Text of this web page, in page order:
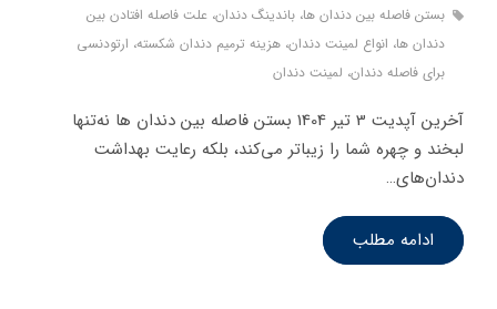
بستن فاصله بین دندان ها، باندینگ دندان، علت فاصله افتادن بین
دندان ها، انواع لمینت دندان، هزینه ترمیم دندان شکسته، ارتودنسی
برای فاصله دندان، لمینت دندان
آخرین آپدیت 3 تیر 1404 بستن فاصله بین دندان ها نه‌تنها
لبخند و چهره شما را زیباتر می‌کند، بلکه رعایت بهداشت
دندان‌های…
ادامه مطلب